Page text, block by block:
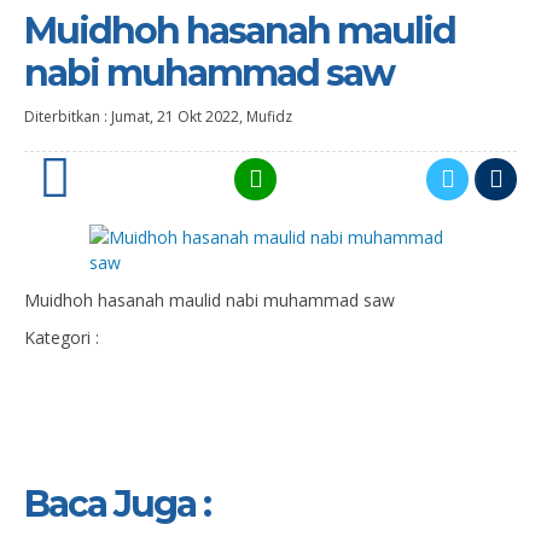
Muidhoh hasanah maulid
nabi muhammad saw
Diterbitkan : Jumat, 21 Okt 2022, Mufidz
Muidhoh hasanah maulid nabi muhammad saw
Kategori :
Baca Juga :